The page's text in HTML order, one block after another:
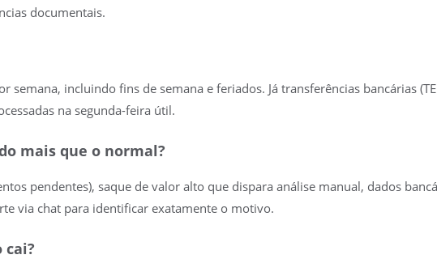
documentais.
semana, incluindo fins de semana e feriados. Já transferências bancárias
na segunda-feira útil.
mais que o normal?
pendentes), saque de valor alto que dispara análise manual, dados
via chat para identificar exatamente o motivo.
cai?